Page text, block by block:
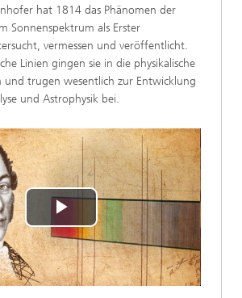
hat 1814 das Phänomen der
Sonnenspektrum als Erster
vermessen und veröffentlicht.
Linien gingen sie in die physikalische
und trugen wesentlich zur Entwicklung
und Astrophysik bei.
Play
Video